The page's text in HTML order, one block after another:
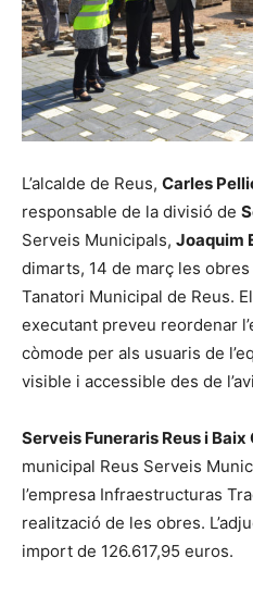
L’alcalde de Reus, Carles
responsable de la divisió de
Serveis Municipals, Joaquim
dimarts, 14 de març les
Tanatori Municipal de Reus.
executant preveu reordenar
còmode per als usuaris de
visible i accessible des de
Serveis Funeraris Reus i Baix
municipal Reus Serveis
l’empresa Infraestructuras
realització de les obres.
import de 126.617,95 euros.